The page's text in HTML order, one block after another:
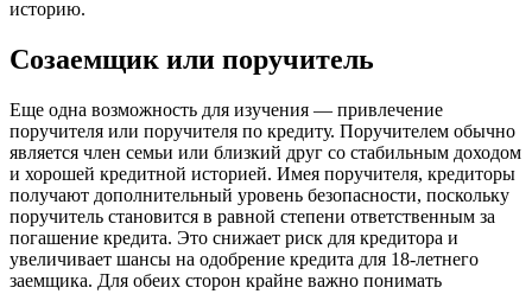
историю.
Созаемщик или поручитель
Еще одна возможность для изучения — привлечение
поручителя или поручителя по кредиту. Поручителем обычно
является член семьи или близкий друг со стабильным доходом
и хорошей кредитной историей. Имея поручителя, кредиторы
получают дополнительный уровень безопасности, поскольку
поручитель становится в равной степени ответственным за
погашение кредита. Это снижает риск для кредитора и
увеличивает шансы на одобрение кредита для 18-летнего
заемщика. Для обеих сторон крайне важно понимать